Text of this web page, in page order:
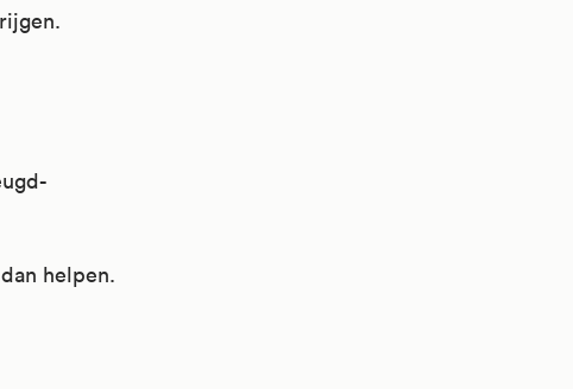
helpen.